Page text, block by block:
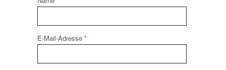
E-Mail-Adresse *